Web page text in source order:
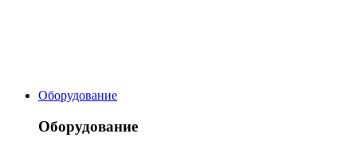
Оборудование
Оборудование